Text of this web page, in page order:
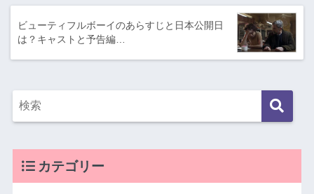
ビューティフルボーイのあらすじと日本公開日
は？キャストと予告編…
カテゴリー